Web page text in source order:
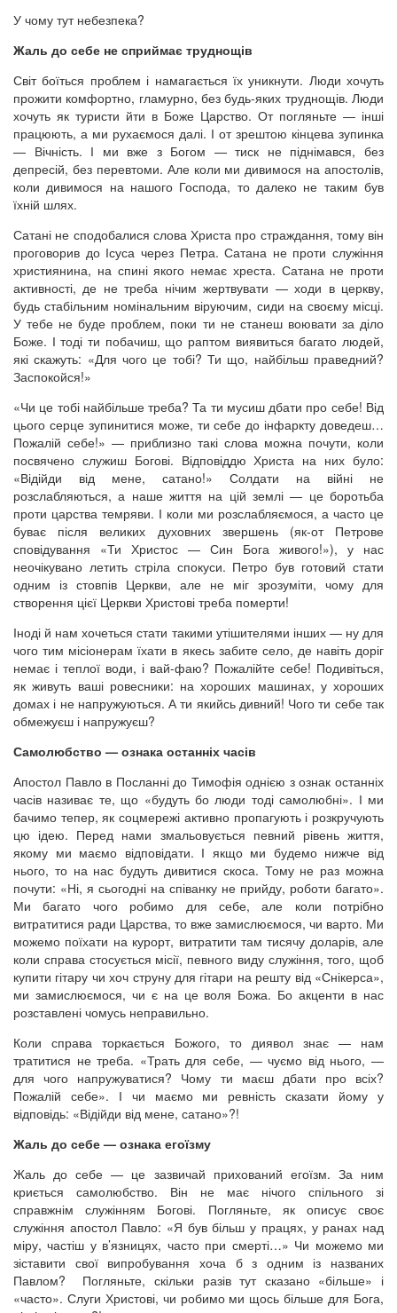
У чому тут небезпека?
Жаль до себе не сприймає труднощів
Світ боїться проблем і намагається їх уникнути. Люди хочуть
прожити комфортно, гламурно, без будь-яких труднощів. Люди
хочуть як туристи йти в Боже Царство. От погляньте — інші
працюють, а ми рухаємося далі. І от зрештою кінцева зупинка
— Вічність. І ми вже з Богом — тиск не піднімався, без
депресій, без перевтоми. Але коли ми дивимося на апостолів,
коли дивимося на нашого Господа, то далеко не таким був
їхній шлях.
Сатані не сподобалися слова Христа про страждання, тому він
проговорив до Ісуса через Петра. Сатана не проти служіння
християнина, на спині якого немає хреста. Сатана не проти
активності, де не треба нічим жертвувати — ходи в церкву,
будь стабільним номінальним віруючим, сиди на своєму місці.
У тебе не буде проблем, поки ти не станеш воювати за діло
Боже. І тоді ти побачиш, що раптом виявиться багато людей,
які скажуть: «Для чого це тобі? Ти що, найбільш праведний?
Заспокойся!»
«Чи це тобі найбільше треба? Та ти мусиш дбати про себе! Від
цього серце зупинитися може, ти себе до інфаркту доведеш…
Пожалій себе!» — приблизно такі слова можна почути, коли
посвячено служиш Богові. Відповіддю Христа на них було:
«Відійди від мене, сатано!» Солдати на війні не
розслабляються, а наше життя на цій землі — це боротьба
проти царства темряви. І коли ми розслабляємося, а часто це
буває після великих духовних звершень (як-от Петрове
сповідування «Ти Христос — Син Бога живого!»), у нас
неочікувано летить стріла спокуси. Петро був готовий стати
одним із стовпів Церкви, але не міг зрозуміти, чому для
створення цієї Церкви Христові треба померти!
Іноді й нам хочеться стати такими утішителями інших — ну для
чого тим місіонерам їхати в якесь забите село, де навіть доріг
немає і теплої води, і вай-фаю? Пожалійте себе! Подивіться,
як живуть ваші ровесники: на хороших машинах, у хороших
домах і не напружуються. А ти якийсь дивний! Чого ти себе так
обмежуєш і напружуєш?
Самолюбство — ознака останніх часів
Апостол Павло в Посланні до Тимофія однією з ознак останніх
часів називає те, що «будуть бо люди тоді самолюбні». І ми
бачимо тепер, як соцмережі активно пропагують і розкручують
цю ідею. Перед нами змальовується певний рівень життя,
якому ми маємо відповідати. І якщо ми будемо нижче від
нього, то на нас будуть дивитися скоса. Тому не раз можна
почути: «Ні, я сьогодні на співанку не прийду, роботи багато».
Ми багато чого робимо для себе, але коли потрібно
витратитися ради Царства, то вже замислюємося, чи варто. Ми
можемо поїхати на курорт, витратити там тисячу доларів, але
коли справа стосується місії, певного виду служіння, того, щоб
купити гітару чи хоч струну для гітари на решту від «Снікерса»,
ми замислюємося, чи є на це воля Божа. Бо акценти в нас
розставлені чомусь неправильно.
Коли справа торкається Божого, то диявол знає — нам
тратитися не треба. «Трать для себе, — чуємо від нього, —
для чого напружуватися? Чому ти маєш дбати про всіх?
Пожалій себе». І чи маємо ми ревність сказати йому у
відповідь: «Відійди від мене, сатано»?!
Жаль до себе — ознака егоїзму
Жаль до себе — це зазвичай прихований егоїзм. За ним
криється самолюбство. Він не має нічого спільного зі
справжнім служінням Богові. Погляньте, як описує своє
служіння апостол Павло: «Я був більш у працях, у ранах над
міру, частіш у в’язницях, часто при смерті…» Чи можемо ми
зіставити свої випробування хоча б з одним із названих
Павлом? Погляньте, скільки разів тут сказано «більше» і
«часто». Слуги Христові, чи робимо ми щось більше для Бога,